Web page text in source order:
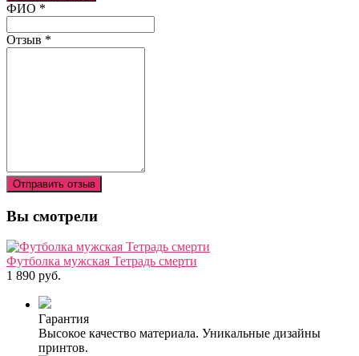
Ваш отзыв был отправлен!
ФИО *
Отзыв *
Отправить отзыв
Вы смотрели
Футболка мужская Тетрадь смерти
1 890 руб.
Гарантия
Высокое качество материала. Уникальные дизайны
принтов.